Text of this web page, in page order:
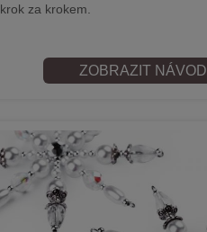
krok za krokem.
ZOBRAZIT NÁVOD